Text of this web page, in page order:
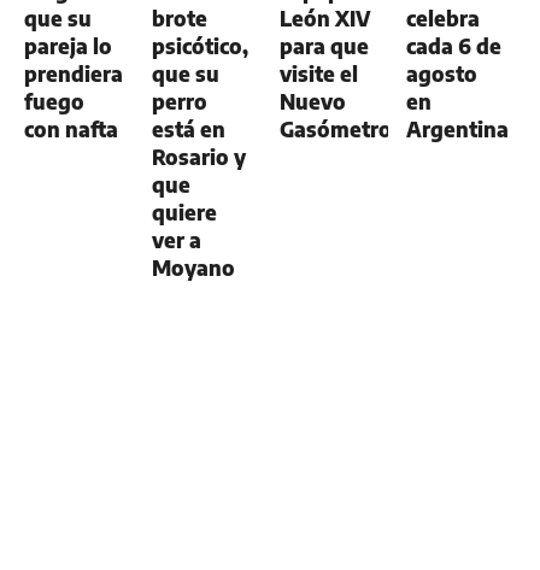
que su
pareja lo
prendiera
fuego
con nafta
brote
psicótico,
que su
perro
está en
Rosario y
que
quiere
ver a
Moyano
León XIV
para que
visite el
Nuevo
Gasómetro
celebra
cada 6 de
agosto
en
Argentina